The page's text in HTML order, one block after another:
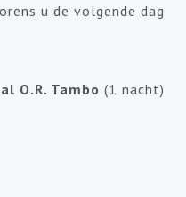
u de volgende dag
O.R. Tambo (1 nacht)